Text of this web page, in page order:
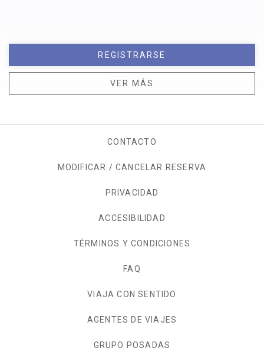
REGISTRARSE
VER MÁS
CONTACTO
MODIFICAR / CANCELAR RESERVA
PRIVACIDAD
ACCESIBILIDAD
TÉRMINOS Y CONDICIONES
FAQ
VIAJA CON SENTIDO
AGENTES DE VIAJES
GRUPO POSADAS